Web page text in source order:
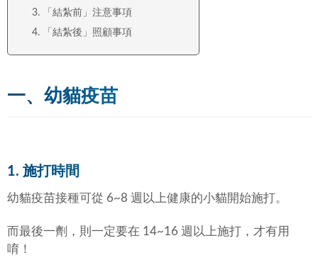
3. 「結紮前」注意事項
4. 「結紮後」照顧事項
一、幼貓疫苗
1. 施打時間
幼貓疫苗接種可從 6~8 週以上健康的小貓開始施打。
而最後一劑，則一定要在 14~16 週以上施打，才有用
唷！